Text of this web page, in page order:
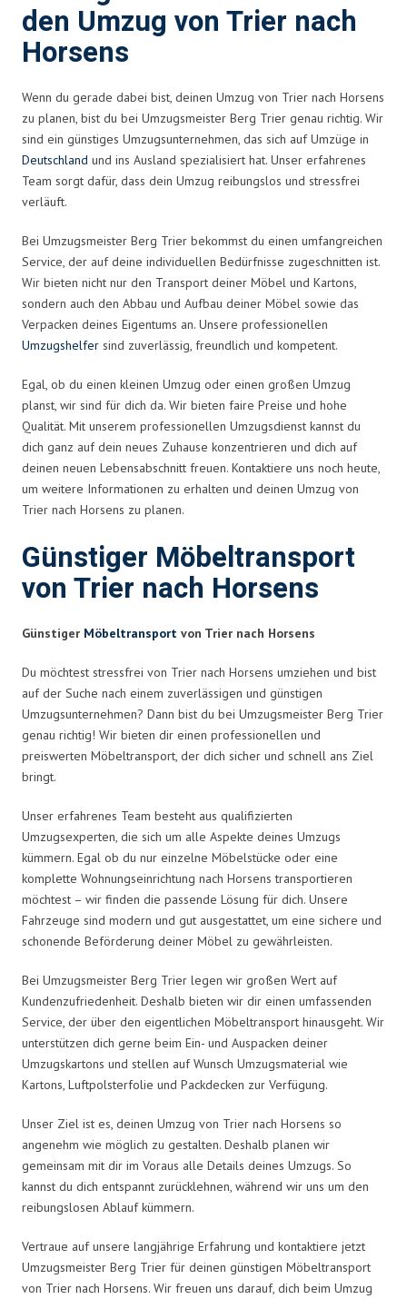
den Umzug von Trier nach
Horsens
Wenn du gerade dabei bist, deinen Umzug von Trier nach Horsens
zu planen, bist du bei Umzugsmeister Berg Trier genau richtig. Wir
sind ein günstiges Umzugsunternehmen, das sich auf Umzüge in
Deutschland und ins Ausland spezialisiert hat. Unser erfahrenes
Team sorgt dafür, dass dein Umzug reibungslos und stressfrei
verläuft.
Bei Umzugsmeister Berg Trier bekommst du einen umfangreichen
Service, der auf deine individuellen Bedürfnisse zugeschnitten ist.
Wir bieten nicht nur den Transport deiner Möbel und Kartons,
sondern auch den Abbau und Aufbau deiner Möbel sowie das
Verpacken deines Eigentums an. Unsere professionellen
Umzugshelfer sind zuverlässig, freundlich und kompetent.
Egal, ob du einen kleinen Umzug oder einen großen Umzug
planst, wir sind für dich da. Wir bieten faire Preise und hohe
Qualität. Mit unserem professionellen Umzugsdienst kannst du
dich ganz auf dein neues Zuhause konzentrieren und dich auf
deinen neuen Lebensabschnitt freuen. Kontaktiere uns noch heute,
um weitere Informationen zu erhalten und deinen Umzug von
Trier nach Horsens zu planen.
Günstiger Möbeltransport
von Trier nach Horsens
Günstiger Möbeltransport von Trier nach Horsens
Du möchtest stressfrei von Trier nach Horsens umziehen und bist
auf der Suche nach einem zuverlässigen und günstigen
Umzugsunternehmen? Dann bist du bei Umzugsmeister Berg Trier
genau richtig! Wir bieten dir einen professionellen und
preiswerten Möbeltransport, der dich sicher und schnell ans Ziel
bringt.
Unser erfahrenes Team besteht aus qualifizierten
Umzugsexperten, die sich um alle Aspekte deines Umzugs
kümmern. Egal ob du nur einzelne Möbelstücke oder eine
komplette Wohnungseinrichtung nach Horsens transportieren
möchtest – wir finden die passende Lösung für dich. Unsere
Fahrzeuge sind modern und gut ausgestattet, um eine sichere und
schonende Beförderung deiner Möbel zu gewährleisten.
Bei Umzugsmeister Berg Trier legen wir großen Wert auf
Kundenzufriedenheit. Deshalb bieten wir dir einen umfassenden
Service, der über den eigentlichen Möbeltransport hinausgeht. Wir
unterstützen dich gerne beim Ein- und Auspacken deiner
Umzugskartons und stellen auf Wunsch Umzugsmaterial wie
Kartons, Luftpolsterfolie und Packdecken zur Verfügung.
Unser Ziel ist es, deinen Umzug von Trier nach Horsens so
angenehm wie möglich zu gestalten. Deshalb planen wir
gemeinsam mit dir im Voraus alle Details deines Umzugs. So
kannst du dich entspannt zurücklehnen, während wir uns um den
reibungslosen Ablauf kümmern.
Vertraue auf unsere langjährige Erfahrung und kontaktiere jetzt
Umzugsmeister Berg Trier für deinen günstigen Möbeltransport
von Trier nach Horsens. Wir freuen uns darauf, dich beim Umzug